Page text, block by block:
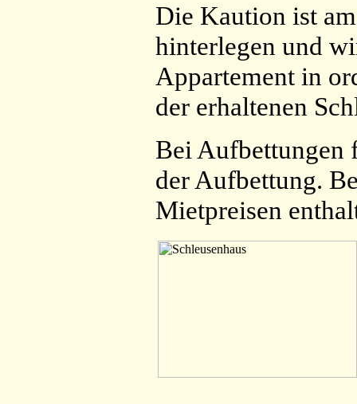
Die Kaution ist
hinterlegen und
Appartement in
der erhaltenen
Bei Aufbettungen
der Aufbettung.
Mietpreisen